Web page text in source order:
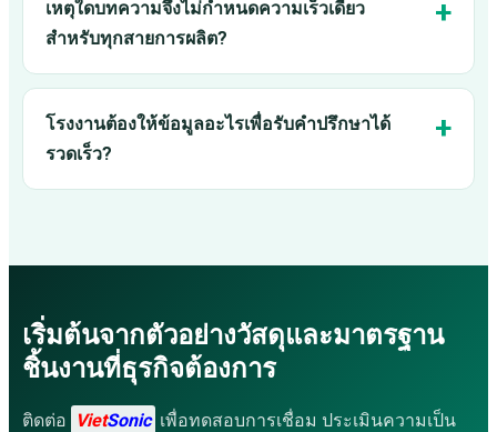
เหตุใดบทความจึงไม่กำหนดความเร็วเดียว
สำหรับทุกสายการผลิต?
โรงงานต้องให้ข้อมูลอะไรเพื่อรับคำปรึกษาได้
รวดเร็ว?
เริ่มต้นจากตัวอย่างวัสดุและมาตรฐาน
ชิ้นงานที่ธุรกิจต้องการ
ติดต่อ VietSonic เพื่อทดสอบการเชื่อม ประเมินความเป็น